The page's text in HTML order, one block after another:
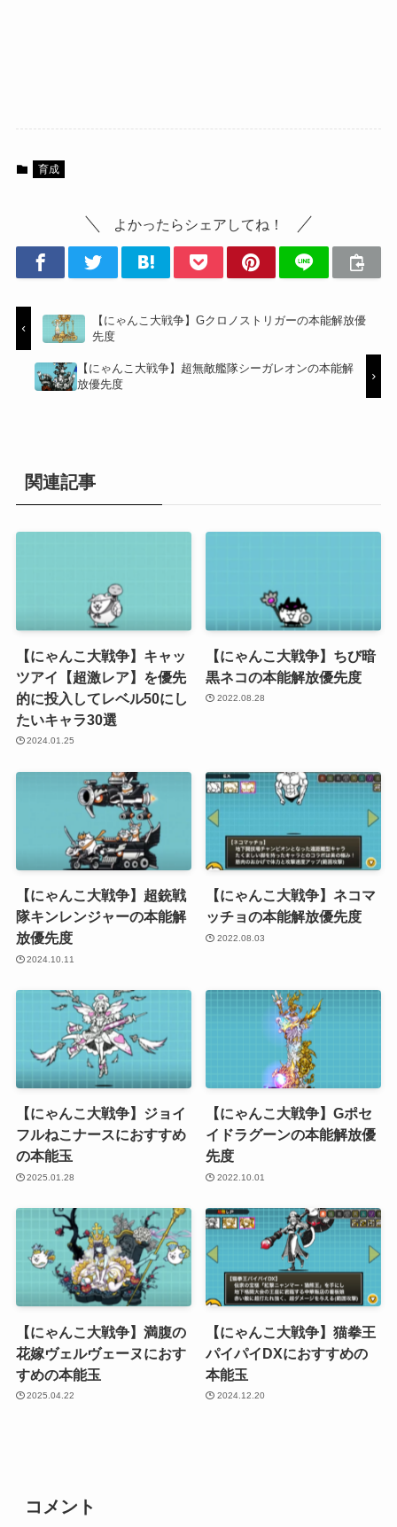
育成
よかったらシェアしてね！
【にゃんこ大戦争】Gクロノストリガーの本能解放優
先度
【にゃんこ大戦争】超無敵艦隊シーガレオンの本能解
放優先度
関連記事
【にゃんこ大戦争】キャッ
ツアイ【超激レア】を優先
的に投入してレベル50にし
たいキャラ30選
2024.01.25
【にゃんこ大戦争】ちび暗
黒ネコの本能解放優先度
2022.08.28
【にゃんこ大戦争】超銃戦
隊キンレンジャーの本能解
放優先度
2024.10.11
【にゃんこ大戦争】ネコマ
ッチョの本能解放優先度
2022.08.03
【にゃんこ大戦争】ジョイ
フルねこナースにおすすめ
の本能玉
2025.01.28
【にゃんこ大戦争】Gポセ
イドラグーンの本能解放優
先度
2022.10.01
【にゃんこ大戦争】満腹の
花嫁ヴェルヴェーヌにおす
すめの本能玉
2025.04.22
【にゃんこ大戦争】猫拳王
パイパイDXにおすすめの
本能玉
2024.12.20
コメント